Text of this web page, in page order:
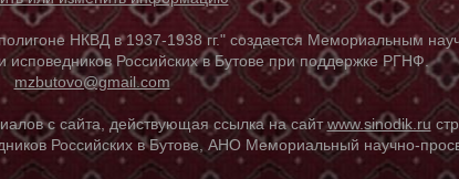
НКВД в 1937-1938 гг." создается Мемориальным
Российских в Бутове при поддержке РГНФ.
mzbutovo@gmail.com
с сайта, действующая ссылка на сайтwww.sinodik.ru
Российских в Бутове, АНО Мемориальный научно-